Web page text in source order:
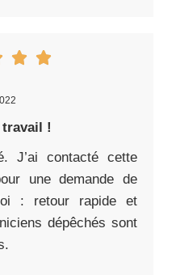
!
J’ai contacté cette
une demande de
: retour rapide et
dépêchés sont